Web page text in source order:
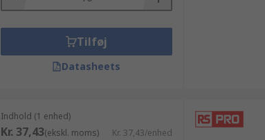
Tilføj
Datasheets
Indhold (1 enhed)
Kr. 37,43(ekskl. moms) Kr. 37,43/enhed